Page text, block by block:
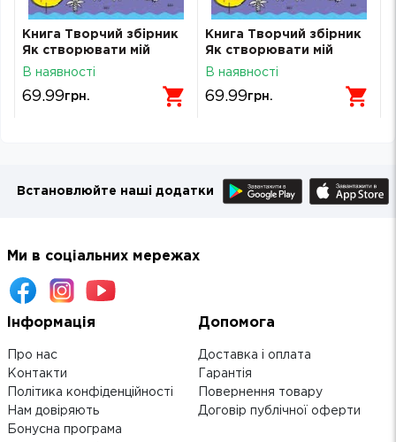
Книга Творчий збірник
Як створювати мій
яскравий світ
В наявності
69.99грн.
Книга Творчий збірник
Як створювати мій
яскравий світ
В наявності
69.99грн.
Встановлюйте наші додатки
Ми в соціальних мережах
Інформація
Про нас
Контакти
Політика конфіденційності
Нам довіряють
Бонусна програма
Допомога
Доставка і оплата
Гарантія
Повернення товару
Договір публічної оферти